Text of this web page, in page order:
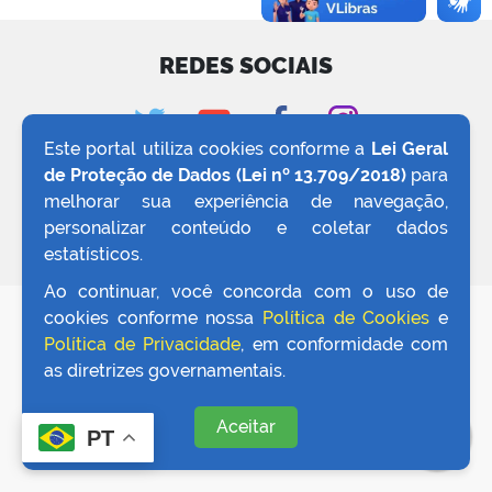
Este portal utiliza cookies conforme a Lei Geral
de Proteção de Dados (Lei nº 13.709/2018)para
melhorar sua experiência de navegação,
personalizar conteúdo e coletar dados
estatísticos.
Ao continuar, você concorda com o uso de
cookies conforme nossa Política de Cookies e
Política de Privacidade, em conformidade com
as diretrizes governamentais.
Aceitar
REDES SOCIAIS
PT